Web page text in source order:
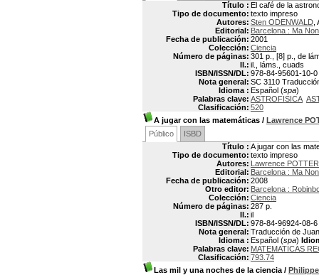
Título : El café de la
Tipo de documento: texto impreso
Autores: Sten ODENWALD
Editorial: Barcelona : Ma
Fecha de publicación: 2001
Colección: Ciencia
Número de páginas: 301 p., [8] p., de
Il.: il., láms., cuads
ISBN/ISSN/DL: 978-84-95601-10-0
Nota general: SC 3110
Idioma : Español (spa)
Palabras clave: ASTROFISICA
Clasificación: 520
A jugar con las matemáticas / Lawrence
Público
ISBD
Título : A jugar con las
Tipo de documento: texto impreso
Autores: Lawrence POTTER
Editorial: Barcelona : Ma
Fecha de publicación: 2008
Otro editor: Barcelona :
Colección: Ciencia
Número de páginas: 287 p.
Il.: il
ISBN/ISSN/DL: 978-84-96924-08-6
Nota general: Traducción de
Idioma : Español (spa)
Palabras clave: MATEMATICAS
Clasificación: 793.74
Las mil y una noches de la ciencia /